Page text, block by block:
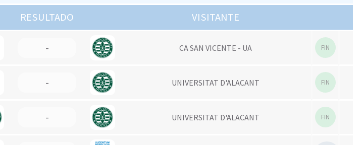
RESULTADO VISITANTE
- CA SAN VICENTE - UA FIN
- UNIVERSITAT D'ALACANT FIN
- UNIVERSITAT D'ALACANT FIN